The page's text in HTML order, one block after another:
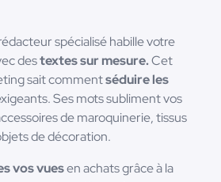
spécialisé habille votre
destextes sur mesure.Cet
sait commentséduire les
Ses mots subliment vos
de maroquinerie, tissus
de décoration.
vos vuesen achats grâce à la